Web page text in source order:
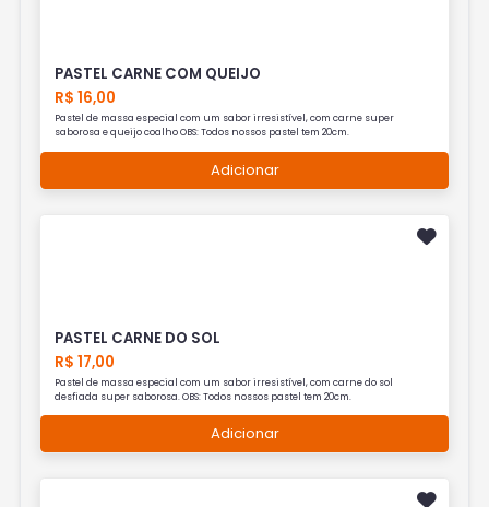
PASTEL CARNE COM QUEIJO
R$ 16,00
Pastel de massa especial com um sabor irresistível, com carne super
saborosa e queijo coalho OBS: Todos nossos pastel tem 20cm.
Adicionar
PASTEL CARNE DO SOL
R$ 17,00
Pastel de massa especial com um sabor irresistível, com carne do sol
desfiada super saborosa. OBS: Todos nossos pastel tem 20cm.
Adicionar